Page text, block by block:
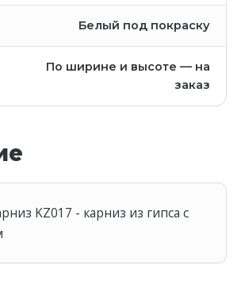
Белый под покраску
По ширине и высоте — на
заказ
KZ017 - карниз из гипса с